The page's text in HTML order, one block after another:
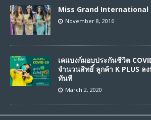
Miss Grand International
November 8, 2016
เคแบงก์มอบประกันชีวิต
จำนวนสิทธิ์ ลูกค้า K PLUS ล
ทันที
March 2, 2020